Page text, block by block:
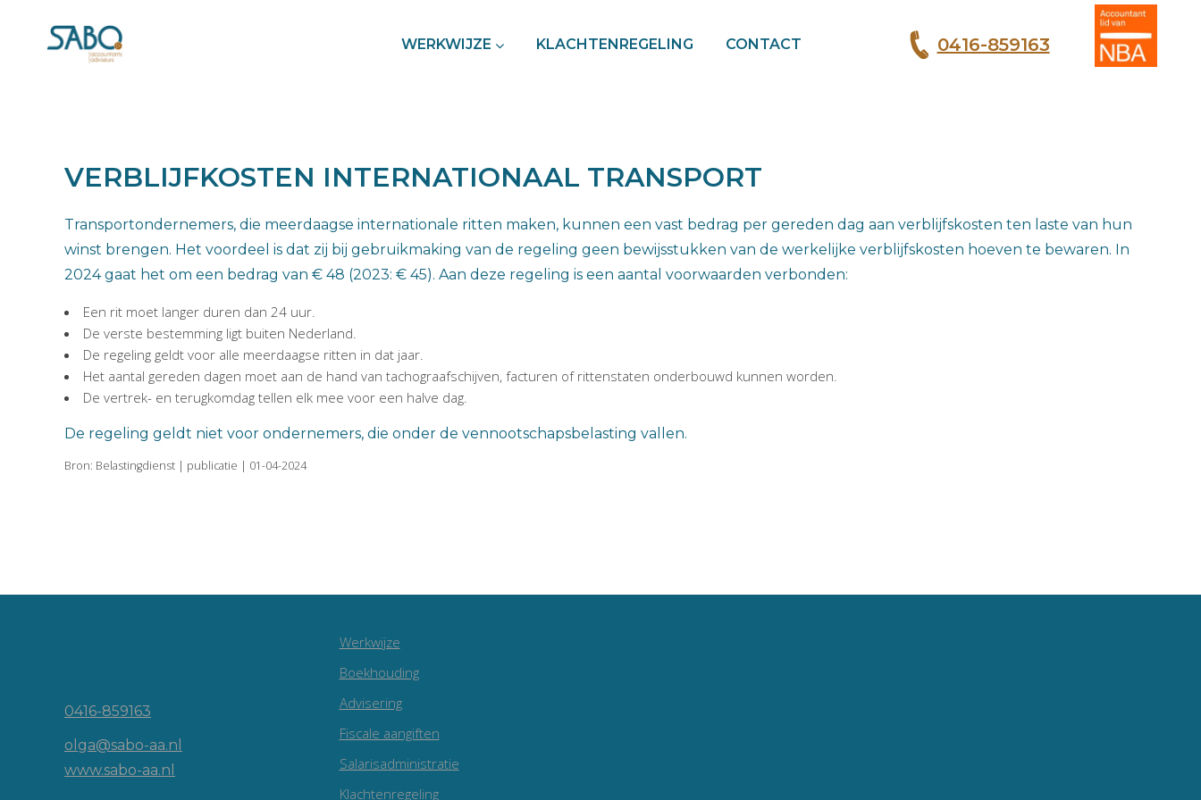
WERKWIJZE KLACHTENREGELING CONTACT 0416-859163
VERBLIJFKOSTEN INTERNATIONAAL TRANSPORT
Transportondernemers, die meerdaagse internationale ritten maken, kunnen een vast bedrag per gereden dag aan verblijfskosten ten laste van hun
winst brengen. Het voordeel is dat zij bij gebruikmaking van de regeling geen bewijsstukken van de werkelijke verblijfskosten hoeven te bewaren. In
2024 gaat het om een bedrag van € 48 (2023: € 45). Aan deze regeling is een aantal voorwaarden verbonden:
Een rit moet langer duren dan 24 uur.
De verste bestemming ligt buiten Nederland.
De regeling geldt voor alle meerdaagse ritten in dat jaar.
Het aantal gereden dagen moet aan de hand van tachograafschijven, facturen of rittenstaten onderbouwd kunnen worden.
De vertrek- en terugkomdag tellen elk mee voor een halve dag.
De regeling geldt niet voor ondernemers, die onder de vennootschapsbelasting vallen.
Bron: Belastingdienst | publicatie | 01-04-2024
0416-859163
olga@sabo-aa.nl
www.sabo-aa.nl
Werkwijze
Boekhouding
Advisering
Fiscale aangiften
Salarisadministratie
Klachtenregeling